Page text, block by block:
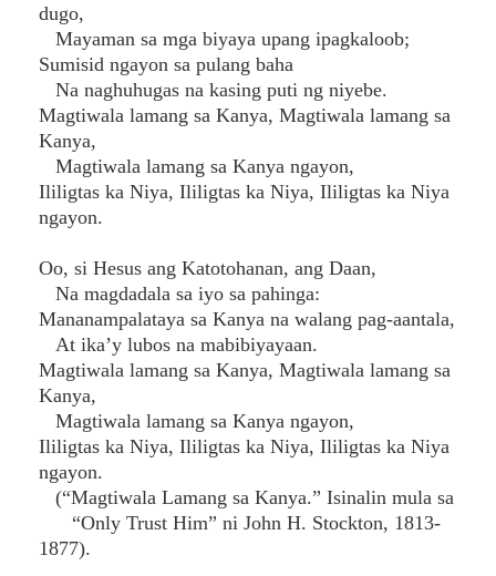
dugo,
Mayaman sa mga biyaya upang ipagkaloob;
Sumisid ngayon sa pulang baha
Na naghuhugas na kasing puti ng niyebe.
Magtiwala lamang sa Kanya, Magtiwala lamang sa
Kanya,
Magtiwala lamang sa Kanya ngayon,
Ililigtas ka Niya, Ililigtas ka Niya, Ililigtas ka Niya
ngayon.
Oo, si Hesus ang Katotohanan, ang Daan,
Na magdadala sa iyo sa pahinga:
Mananampalataya sa Kanya na walang pag-aantala,
At ika’y lubos na mabibiyayaan.
Magtiwala lamang sa Kanya, Magtiwala lamang sa
Kanya,
Magtiwala lamang sa Kanya ngayon,
Ililigtas ka Niya, Ililigtas ka Niya, Ililigtas ka Niya
ngayon.
(“Magtiwala Lamang sa Kanya.” Isinalin mula sa
“Only Trust Him” ni John H. Stockton, 1813-
1877).